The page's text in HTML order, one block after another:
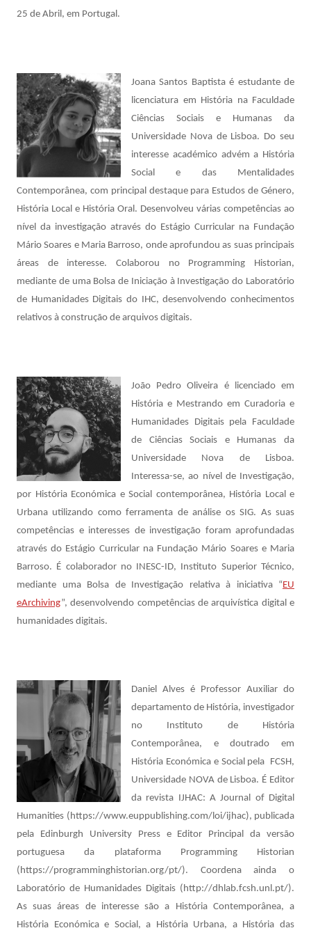
25 de Abril, em Portugal.
Joana Santos Baptista é estudante de
licenciatura em História na Faculdade
Ciências Sociais e Humanas da
Universidade Nova de Lisboa. Do seu
interesse académico advém a História
Social e das Mentalidades
Contemporânea, com principal destaque para Estudos de Género,
História Local e História Oral. Desenvolveu várias competências ao
nível da investigação através do Estágio Curricular na Fundação
Mário Soares e Maria Barroso, onde aprofundou as suas principais
áreas de interesse. Colaborou no Programming Historian,
mediante de uma Bolsa de Iniciação à Investigação do Laboratório
de Humanidades Digitais do IHC, desenvolvendo conhecimentos
relativos à construção de arquivos digitais.
João Pedro Oliveira é licenciado em
História e Mestrando em Curadoria e
Humanidades Digitais pela Faculdade
de Ciências Sociais e Humanas da
Universidade Nova de Lisboa.
Interessa-se, ao nível de Investigação,
por História Económica e Social contemporânea, História Local e
Urbana utilizando como ferramenta de análise os SIG. As suas
competências e interesses de investigação foram aprofundadas
através do Estágio Curricular na Fundação Mário Soares e Maria
Barroso. É colaborador no INESC-ID, Instituto Superior Técnico,
mediante uma Bolsa de Investigação relativa à iniciativa “EU
eArchiving”, desenvolvendo competências de arquivística digital e
humanidades digitais.
Daniel Alves é Professor Auxiliar do
departamento de História, investigador
no Instituto de História
Contemporânea, e doutrado em
História Económica e Social pela FCSH,
Universidade NOVA de Lisboa. É Editor
da revista IJHAC: A Journal of Digital
Humanities (https://www.euppublishing.com/loi/ijhac), publicada
pela Edinburgh University Press e Editor Principal da versão
portuguesa da plataforma Programming Historian
(https://programminghistorian.org/pt/). Coordena ainda o
Laboratório de Humanidades Digitais (http://dhlab.fcsh.unl.pt/).
As suas áreas de interesse são a História Contemporânea, a
História Económica e Social, a História Urbana, a História das